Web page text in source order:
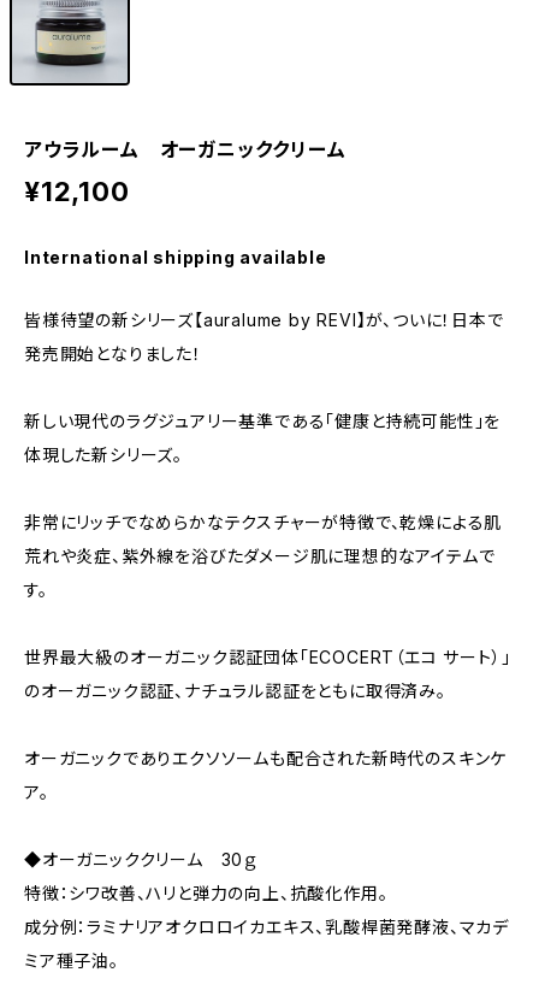
アウラルーム オーガニッククリーム
¥12,100
International shipping available
皆様待望の新シリーズ【auralume by REVI】が、ついに！日本で
発売開始となりました！
新しい現代のラグジュアリー基準である「健康と持続可能性」を
体現した新シリーズ。
非常にリッチでなめらかなテクスチャーが特徴で、乾燥による肌
荒れや炎症、紫外線を浴びたダメージ肌に理想的なアイテムで
す。
世界最大級のオーガニック認証団体「ECOCERT（エコ サート）」
のオーガニック認証、ナチュラル認証をともに取得済み。
オーガニックでありエクソソームも配合された新時代のスキンケ
ア。
◆オーガニッククリーム 30ｇ
特徴：シワ改善、ハリと弾力の向上、抗酸化作用。
成分例：ラミナリアオクロロイカエキス、乳酸桿菌発酵液、マカデ
ミア種子油。